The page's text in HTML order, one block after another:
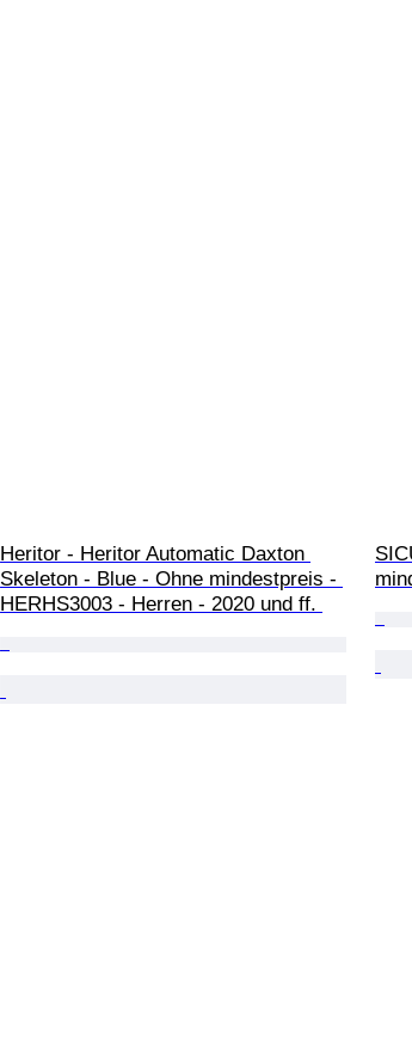
Heritor - Heritor Automatic Daxton
Skeleton - Blue - Ohne mindestpreis -
HERHS3003 - Herren - 2020 und ff.